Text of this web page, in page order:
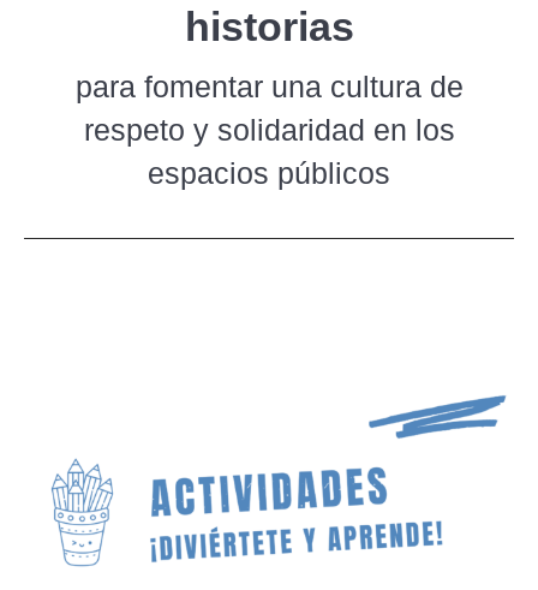
historias
para fomentar una cultura de
respeto y solidaridad en los
espacios públicos